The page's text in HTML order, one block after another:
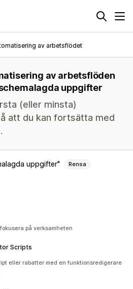
av arbetsflödet
av arbetsflöden
uppgifter
(eller minsta)
att du kan fortsätta med
uppgifter Rensa
på verksamheten
Scripts
eller rabatter med en funktionsredigerare